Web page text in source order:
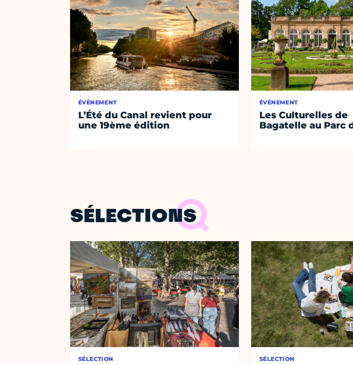
ÉVÈNEMENT
L’Été du Canal revient pour
une 19ème édition
ÉVÈNEMENT
Les Culturelles de
Bagatelle au Parc
SÉLECTIONS
SÉLECTION SÉLECTION